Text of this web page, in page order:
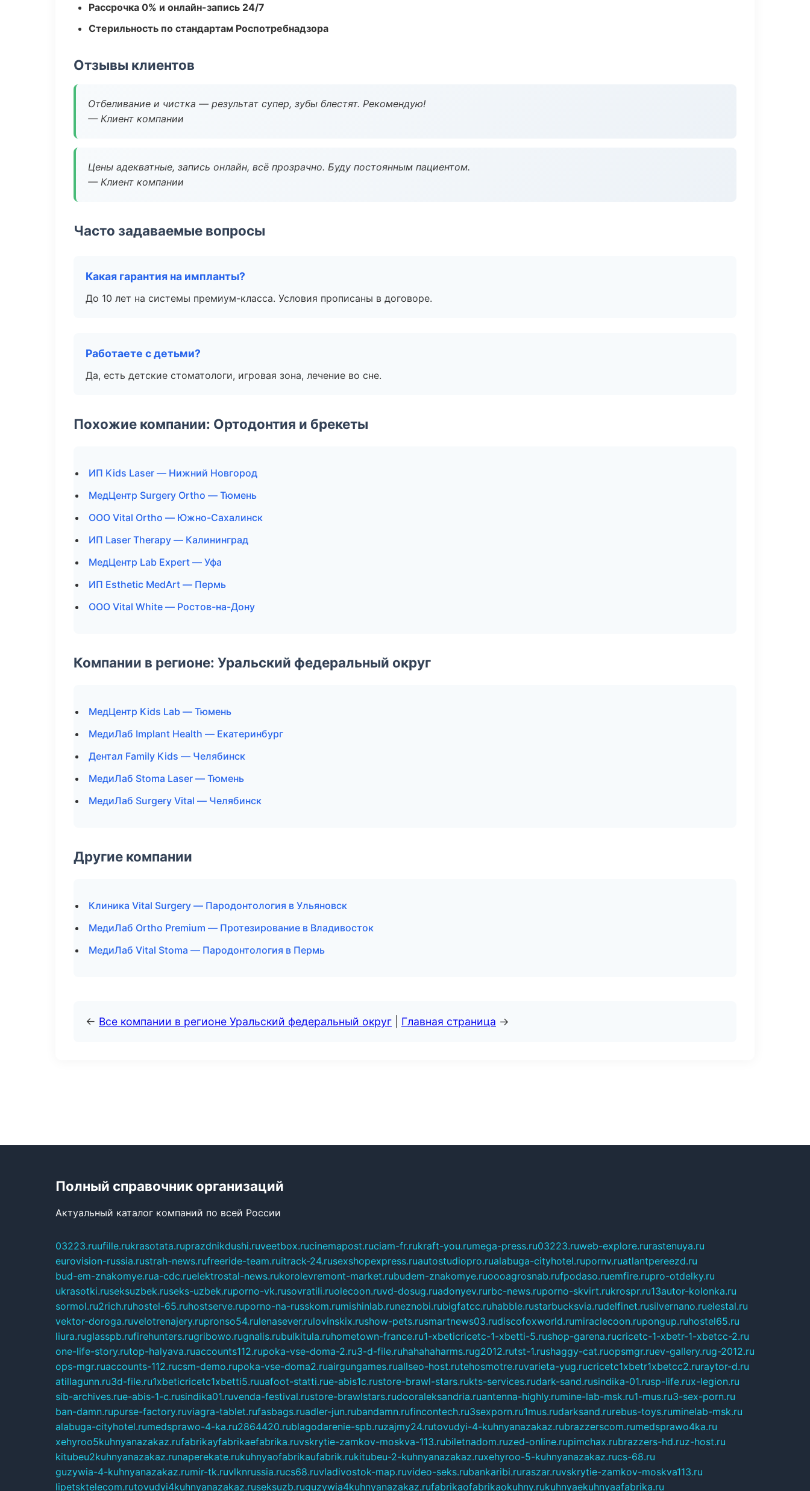
Рассрочка 0% и онлайн-запись 24/7
Стерильность по стандартам Роспотребнадзора
Отзывы клиентов
Отбеливание и чистка — результат супер, зубы блестят. Рекомендую!
— Клиент компании
Цены адекватные, запись онлайн, всё прозрачно. Буду постоянным пациентом.
— Клиент компании
Часто задаваемые вопросы
Какая гарантия на импланты?
До 10 лет на системы премиум-класса. Условия прописаны в договоре.
Работаете с детьми?
Да, есть детские стоматологи, игровая зона, лечение во сне.
Похожие компании: Ортодонтия и брекеты
ИП Kids Laser — Нижний Новгород
МедЦентр Surgery Ortho — Тюмень
ООО Vital Ortho — Южно-Сахалинск
ИП Laser Therapy — Калининград
МедЦентр Lab Expert — Уфа
ИП Esthetic MedArt — Пермь
ООО Vital White — Ростов-на-Дону
Компании в регионе: Уральский федеральный округ
МедЦентр Kids Lab — Тюмень
МедиЛаб Implant Health — Екатеринбург
Дентал Family Kids — Челябинск
МедиЛаб Stoma Laser — Тюмень
МедиЛаб Surgery Vital — Челябинск
Другие компании
Клиника Vital Surgery — Пародонтология в Ульяновск
МедиЛаб Ortho Premium — Протезирование в Владивосток
МедиЛаб Vital Stoma — Пародонтология в Пермь
← Все компании в регионе Уральский федеральный округ Главная страница →
Полный справочник организаций
Актуальный каталог компаний по всей России
03223.ruufille.rukrasotata.ruprazdnikdushi.ruveetbox.rucinemapost.ruciam-fr.rukraft-you.rumega-press.ru03223.ruweb-explore.rurastenuya.ru
eurovision-russia.rustrah-news.rufreeride-team.ruitrack-24.rusexshopexpress.ruautostudiopro.rualabuga-cityhotel.rupornv.ruatlantpereezd.ru
bud-em-znakomye.rua-cdc.ruelektrostal-news.rukorolevremont-market.rubudem-znakomye.ruoooagrosnab.rufpodaso.ruemfire.rupro-otdelky.ru
ukrasotki.ruseksuzbek.ruseks-uzbek.ruporno-vk.rusovratili.ruolecoon.ruvd-dosug.ruadonyev.rurbc-news.ruporno-skvirt.rukrospr.ru13autor-kolonka.ru
sormol.ru2rich.ruhostel-65.ruhostserve.ruporno-na-russkom.rumishinlab.runeznobi.rubigfatcc.ruhabble.rustarbucksvia.rudelfinet.rusilvernano.ruelestal.ru
vektor-doroga.ruvelotrenajery.rupronso54.rulenasever.rulovinskix.rushow-pets.rusmartnews03.rudiscofoxworld.rumiraclecoon.rupongup.ruhostel65.ru
liura.ruglasspb.rufirehunters.rugribowo.rugnalis.rubulkitula.ruhometown-france.ru1-xbeticricetc-1-xbetti-5.rushop-garena.rucricetc-1-xbetr-1-xbetcc-2.ru
one-life-story.rutop-halyava.ruaccounts112.rupoka-vse-doma-2.ru3-d-file.ruhahahaharms.rug2012.rutst-1.rushaggy-cat.ruopsmgr.ruev-gallery.rug-2012.ru
ops-mgr.ruaccounts-112.rucsm-demo.rupoka-vse-doma2.ruairgungames.ruallseo-host.rutehosmotre.ruvarieta-yug.rucricetc1xbetr1xbetcc2.ruraytor-d.ru
atillagunn.ru3d-file.ru1xbeticricetc1xbetti5.ruuafoot-statti.rue-abis1c.rustore-brawl-stars.rukts-services.rudark-sand.rusindika-01.rusp-life.rux-legion.ru
sib-archives.rue-abis-1-c.rusindika01.ruvenda-festival.rustore-brawlstars.rudooraleksandria.ruantenna-highly.rumine-lab-msk.ru1-mus.ru3-sex-porn.ru
ban-damn.rupurse-factory.ruviagra-tablet.rufasbags.ruadler-jun.rubandamn.rufincontech.ru3sexporn.ru1mus.rudarksand.rurebus-toys.ruminelab-msk.ru
alabuga-cityhotel.rumedsprawo-4-ka.ru2864420.rublagodarenie-spb.ruzajmy24.rutovudyi-4-kuhnyanazakaz.rubrazzerscom.rumedsprawo4ka.ru
xehyroo5kuhnyanazakaz.rufabrikayfabrikaefabrika.ruvskrytie-zamkov-moskva-113.rubiletnadom.ruzed-online.rupimchax.rubrazzers-hd.ruz-host.ru
kitubeu2kuhnyanazakaz.runaperekate.rukuhnyaofabrikaufabrik.rukitubeu-2-kuhnyanazakaz.ruxehyroo-5-kuhnyanazakaz.rucs-68.ru
guzywia-4-kuhnyanazakaz.rumir-tk.ruvlknrussia.rucs68.ruvladivostok-map.ruvideo-seks.rubankaribi.ruraszar.ruvskrytie-zamkov-moskva113.ru
lipetsktelecom.rutovudyi4kuhnyanazakaz.ruseksuzb.ruguzywia4kuhnyanazakaz.rufabrikaofabrikaokuhny.rukuhnyaekuhnyaafabrika.ru